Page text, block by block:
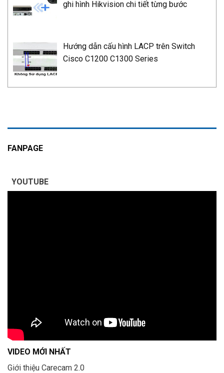
ghi hình Hikvision chi tiết từng bước
Hướng dẫn cấu hình LACP trên Switch
Cisco C1200 C1300 Series
FANPAGE
YOUTUBE
VIDEO MỚI NHẤT
Giới thiệu Carecam 2.0